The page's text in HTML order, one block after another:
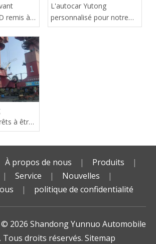
remis à
Yunnuo
L'autocar Yutong
personnalisé pour notre
client du Zimbabwe a
à être
!
À propos de nous | Produits
|
| Service | Nouvelles
|
| politique de confidentialité
©️ 2026 Shandong Yunnuo Automobile
Tous droits réservés. Sitemap